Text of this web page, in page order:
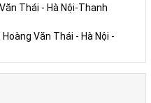
Thái - Hà Nội-Thanh
Văn Thái - Hà Nội -